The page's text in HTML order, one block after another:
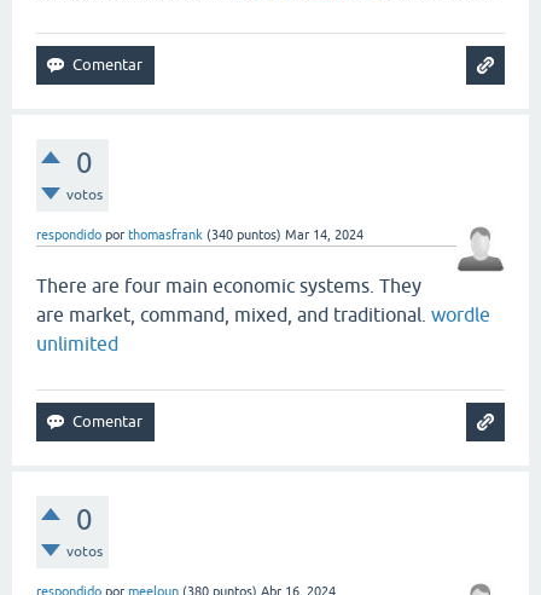
0
votos
respondido por thomasfrank (340 puntos) Mar 14, 2024
There are four main economic systems. They
are market, command, mixed, and traditional. wordle
unlimited
0
votos
respondido por meeloun (380 puntos) Abr 16, 2024